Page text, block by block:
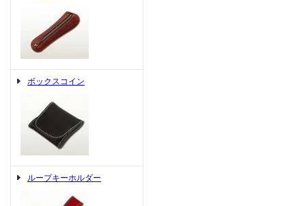
ボックスコイン
ループキーホルダー